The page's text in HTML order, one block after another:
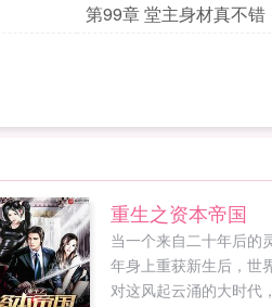
第99章 堂主身材真不错
重生之资本帝国
当一个来自二十年后的
年身上重获新生后，世
对这风起云涌的大时代